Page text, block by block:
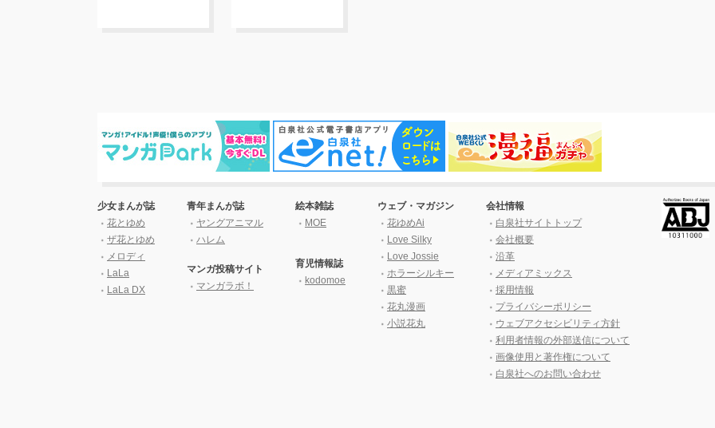
少女まんが誌
花とゆめ
ザ花とゆめ
メロディ
LaLa
LaLa DX
青年まんが誌
ヤングアニマル
ハレム
マンガ投稿サイト
マンガラボ！
絵本雑誌
MOE
育児情報誌
kodomoe
ウェブ・マガジン
花ゆめAi
Love Silky
Love Jossie
ホラーシルキー
黒蜜
花丸漫画
小説花丸
会社情報
白泉社サイトトップ
会社概要
沿革
メディアミックス
採用情報
プライバシーポリシー
ウェブアクセシビリティ方針
利用者情報の外部送信について
画像使用と著作権について
白泉社へのお問い合わせ